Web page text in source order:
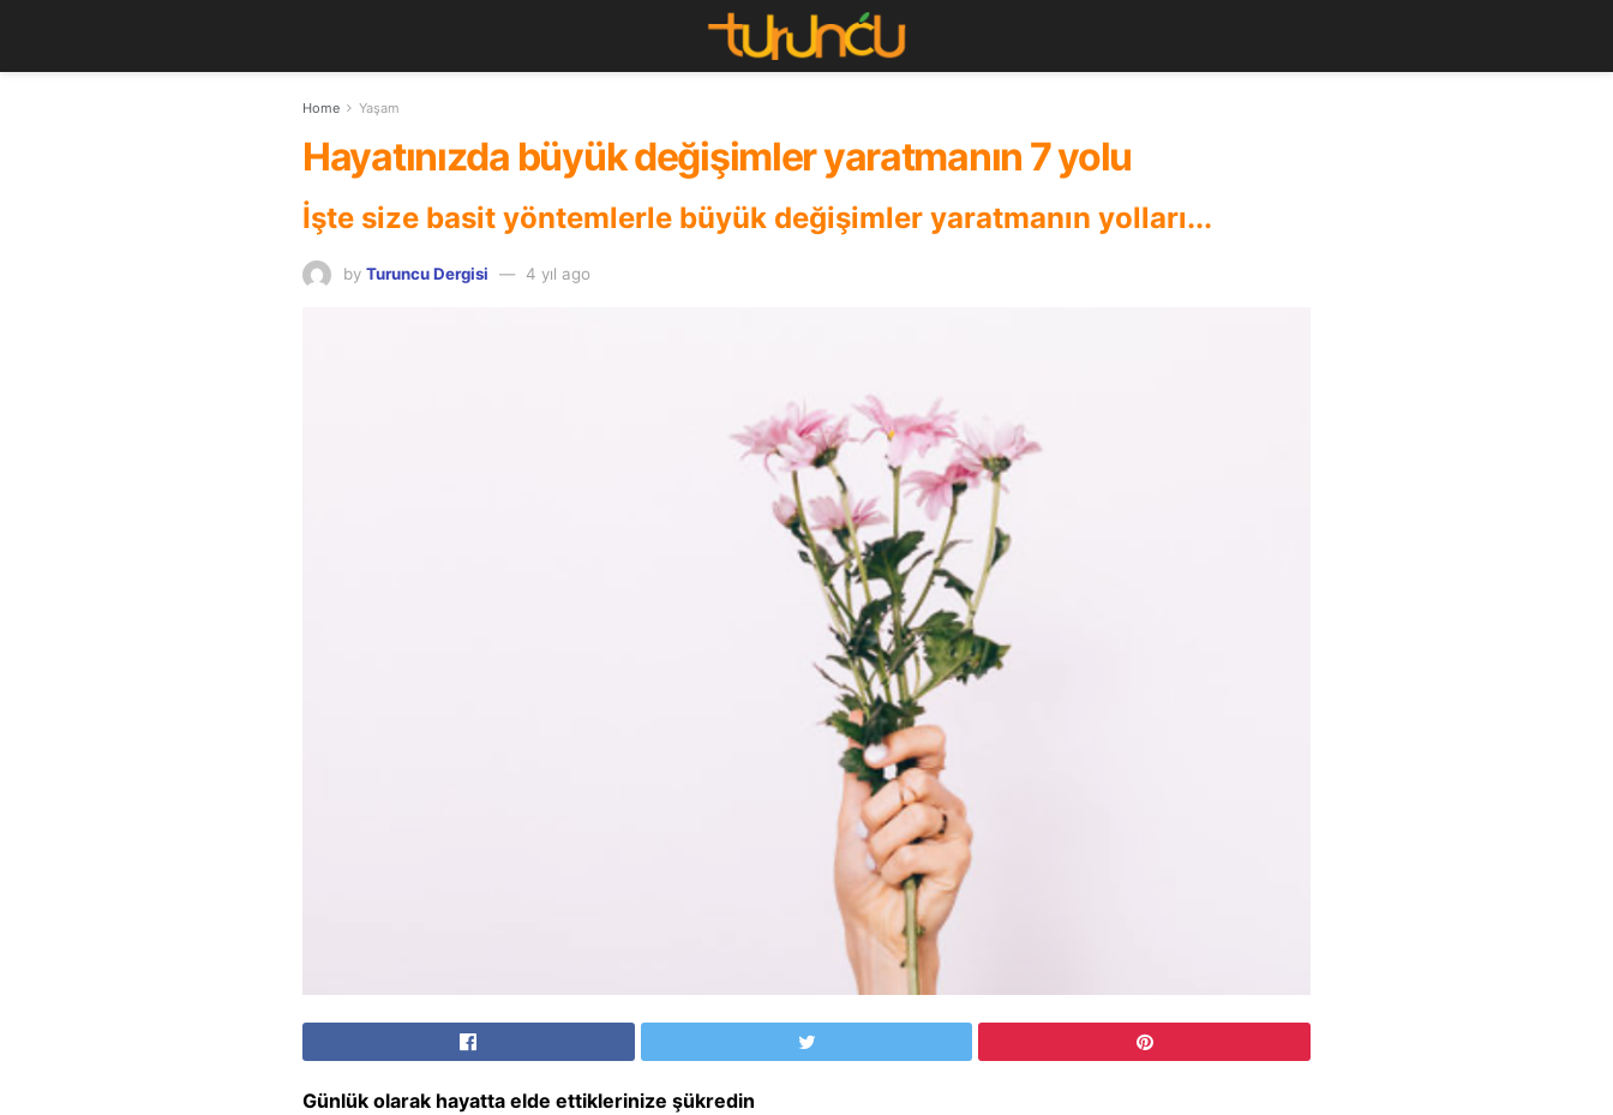
Home Yaşam
Hayatınızda büyük değişimler yaratmanın 7 yolu
İşte size basit yöntemlerle büyük değişimler yaratmanın yolları...
by Turuncu Dergisi 4 yıl ago
Günlük olarak hayatta elde ettiklerinize şükredin